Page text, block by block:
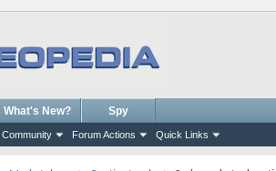
Community Forum Actions Quick Links
What's New? Spy